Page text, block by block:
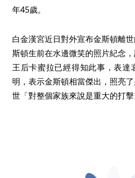
年45歲。
白金漢宮近日對外宣布金斯頓離
斯頓生前在水邊微笑的照片紀念
王后卡蜜拉已經得知此事，表達
明，表示金斯頓相當傑出，照亮
世「對整個家族來說是重大的打擊